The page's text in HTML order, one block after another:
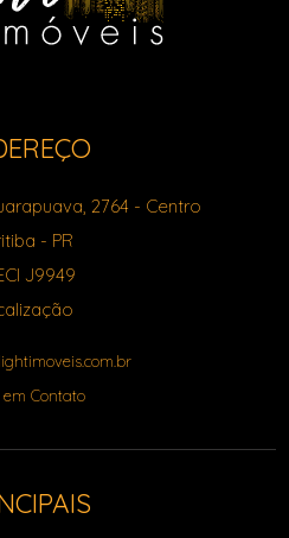
2764- Centro
- PR
J9949
em Contato